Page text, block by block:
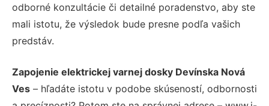
odborné konzultácie či detailné poradenstvo, aby ste
mali istotu, že výsledok bude presne podľa vašich
predstáv.
Zapojenie elektrickej varnej dosky Devínska Nová
Ves – hľadáte istotu v podobe skúseností, odbornosti